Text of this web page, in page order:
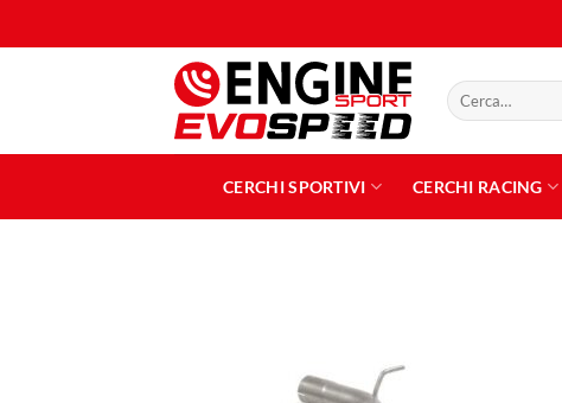
ai
Cerca:
CERCHI SPORTIVI CERCHI RACING